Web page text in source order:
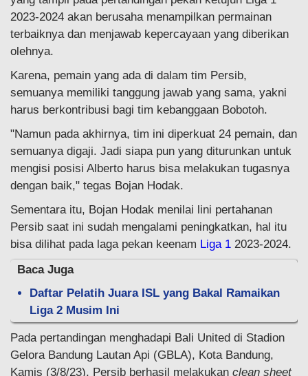
2023-2024 akan berusaha menampilkan permainan
terbaiknya dan menjawab kepercayaan yang diberikan
olehnya.
Karena, pemain yang ada di dalam tim Persib,
semuanya memiliki tanggung jawab yang sama, yakni
harus berkontribusi bagi tim kebanggaan Bobotoh.
"Namun pada akhirnya, tim ini diperkuat 24 pemain, dan
semuanya digaji. Jadi siapa pun yang diturunkan untuk
mengisi posisi Alberto harus bisa melakukan tugasnya
dengan baik," tegas Bojan Hodak.
Sementara itu, Bojan Hodak menilai lini pertahanan
Persib saat ini sudah mengalami peningkatkan, hal itu
bisa dilihat pada laga pekan keenam Liga 1 2023-2024.
Baca Juga
Daftar Pelatih Juara ISL yang Bakal Ramaikan
Liga 2 Musim Ini
Pada pertandingan menghadapi Bali United di Stadion
Gelora Bandung Lautan Api (GBLA), Kota Bandung,
Kamis (3/8/23), Persib berhasil melakukan clean sheet